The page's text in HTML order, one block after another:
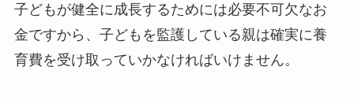
子どもが健全に成長するためには必要不可欠なお
金ですから、子どもを監護している親は確実に養
育費を受け取っていかなければいけません。